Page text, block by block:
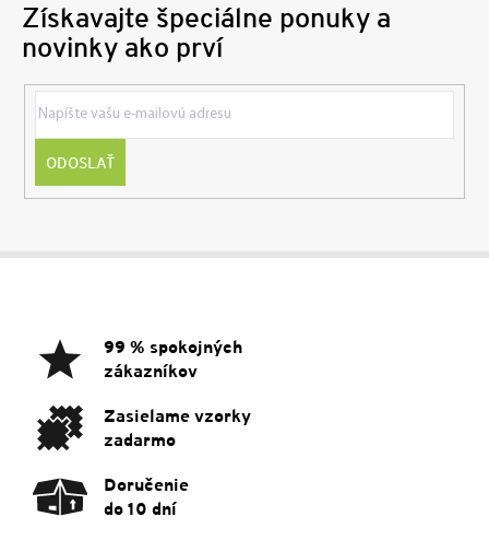
Získavajte špeciálne ponuky a
novinky ako prví
ODOSLAŤ
99 % spokojných
zákazníkov
Zasielame vzorky
zadarmo
Doručenie
do 10 dní